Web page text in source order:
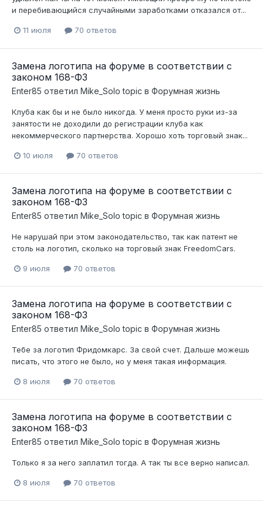
и перебивающийся случайными заработками отказался от...
11 июля 70 ответов
Замена логотипа на форуме в соответствии с
законом 168-ФЗ
Enter85 ответил Mike_Solo topic в Форумная жизнь
Клуба как бы и не было никогда. У меня просто руки из-за
занятости не доходили до регистрации клуба как
некоммерческого партнерства. Хорошо хоть торговый знак...
10 июля 70 ответов
Замена логотипа на форуме в соответствии с
законом 168-ФЗ
Enter85 ответил Mike_Solo topic в Форумная жизнь
Не нарушай при этом законодательство, так как патент не
столь на логотип, сколько на торговый знак FreedomCars.
9 июля 70 ответов
Замена логотипа на форуме в соответствии с
законом 168-ФЗ
Enter85 ответил Mike_Solo topic в Форумная жизнь
Тебе за логотип Фридомкарс. За свой счет. Дальше можешь
писать, что этого не было, но у меня такая информация.
8 июля 70 ответов
Замена логотипа на форуме в соответствии с
законом 168-ФЗ
Enter85 ответил Mike_Solo topic в Форумная жизнь
Только я за него заплатил тогда. А так ты все верно написал.
8 июля 70 ответов